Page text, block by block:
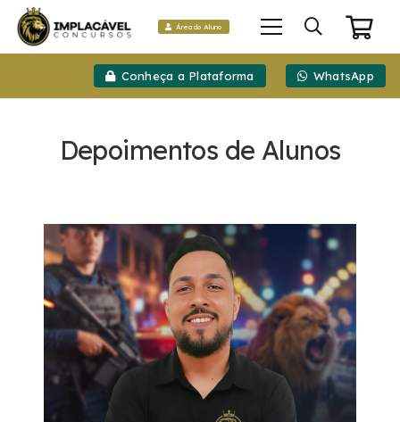
Área do Aluno
Conheça a Plataforma WhatsApp
Depoimentos de Alunos